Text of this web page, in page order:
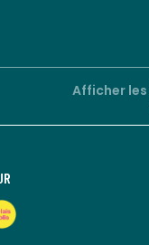
Afficher